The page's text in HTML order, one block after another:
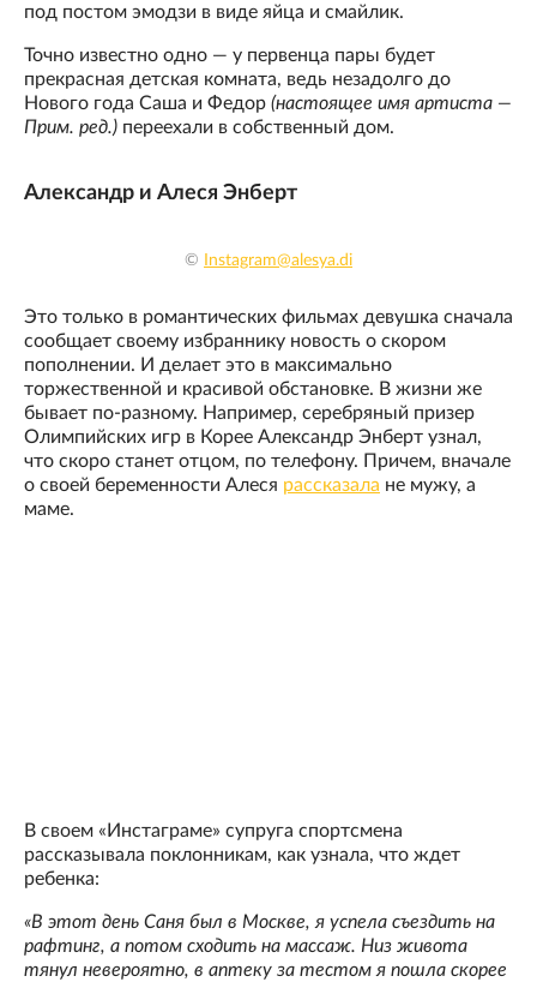
под постом эмодзи в виде яйца и смайлик.
Точно известно одно — у первенца пары будет
прекрасная детская комната, ведь незадолго до
Нового года Саша и Федор (настоящее имя артиста —
Прим. ред.) переехали в собственный дом.
Александр и Алеся Энберт
© Instagram@alesya.di
Это только в романтических фильмах девушка сначала
сообщает своему избраннику новость о скором
пополнении. И делает это в максимально
торжественной и красивой обстановке. В жизни же
бывает по-разному. Например, серебряный призер
Олимпийских игр в Корее Александр Энберт узнал,
что скоро станет отцом, по телефону. Причем, вначале
о своей беременности Алеся рассказала не мужу, а
маме.
В своем «Инстаграме» супруга спортсмена
рассказывала поклонникам, как узнала, что ждет
ребенка:
«В этот день Саня был в Москве, я успела съездить на
рафтинг, а потом сходить на массаж. Низ живота
тянул невероятно, в аптеку за тестом я пошла скорее